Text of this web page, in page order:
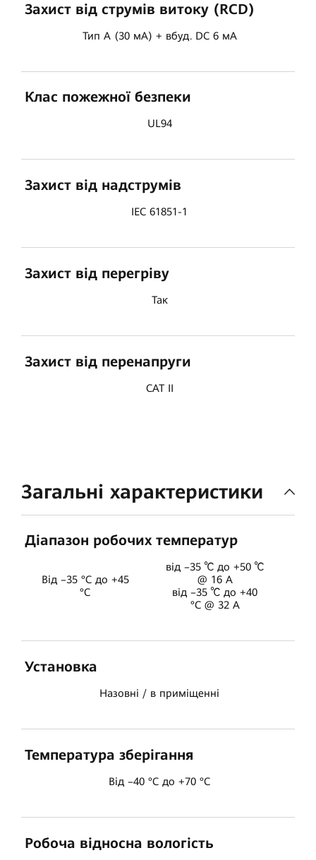
Захист від струмів витоку (RCD)
Тип A (30 мА) + вбуд. DC 6 мА
Клас пожежної безпеки
UL94
Захист від надструмів
IEC 61851-1
Захист від перегріву
Так
Захист від перенапруги
CAT II
Загальні характеристики
Діапазон робочих температур
Від –35 °C до +45
°C
від –35 ℃ до +50 ℃
@ 16 А
від –35 ℃ до +40
°C @ 32 A
Установка
Назовні / в приміщенні
Температура зберігання
Від –40 °C до +70 °C
Робоча відносна вологість